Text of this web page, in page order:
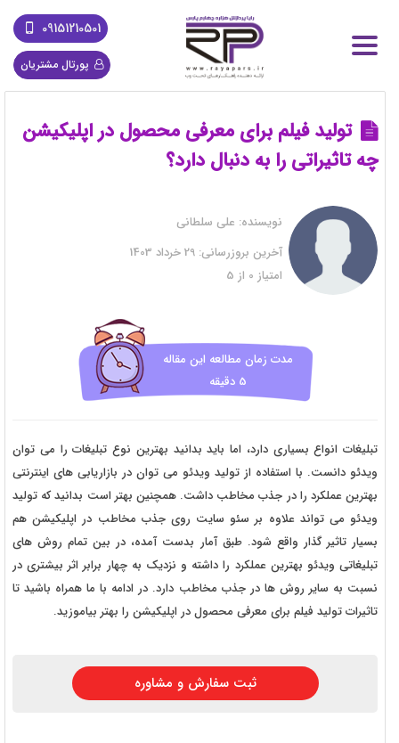
09151210501
پورتال مشتریان
تولید فیلم برای معرفی محصول در اپلیکیشن
چه تاثیراتی را به دنبال دارد؟
نویسنده: علی سلطانی
آخرین بروزرسانی:
امتیاز 0 از 5
مدت زمان مطالعه این مقاله
5 دقیقه
تبلیغات انواع بسیاری دارد، اما باید بدانید بهترین نوع تبلیغات را می توان
ویدئو دانست. با استفاده از تولید ویدئو می توان در بازاریابی های اینترنتی
بهترین عملکرد را در جذب مخاطب داشت. همچنین بهتر است بدانید که تولید
ویدئو می تواند علاوه بر سئو سایت روی جذب مخاطب در اپلیکیشن هم
بسیار تاثیر گذار واقع شود. طبق آمار بدست آمده، در بین تمام روش های
تبلیغاتی ویدئو بهترین عملکرد را داشته و نزدیک به چهار برابر اثر بیشتری در
نسبت به سایر روش ها در جذب مخاطب دارد. در ادامه با ما همراه باشید تا
تاثیرات تولید فیلم برای معرفی محصول در اپلیکیشن را بهتر بیاموزید.
ثبت سفارش و مشاوره